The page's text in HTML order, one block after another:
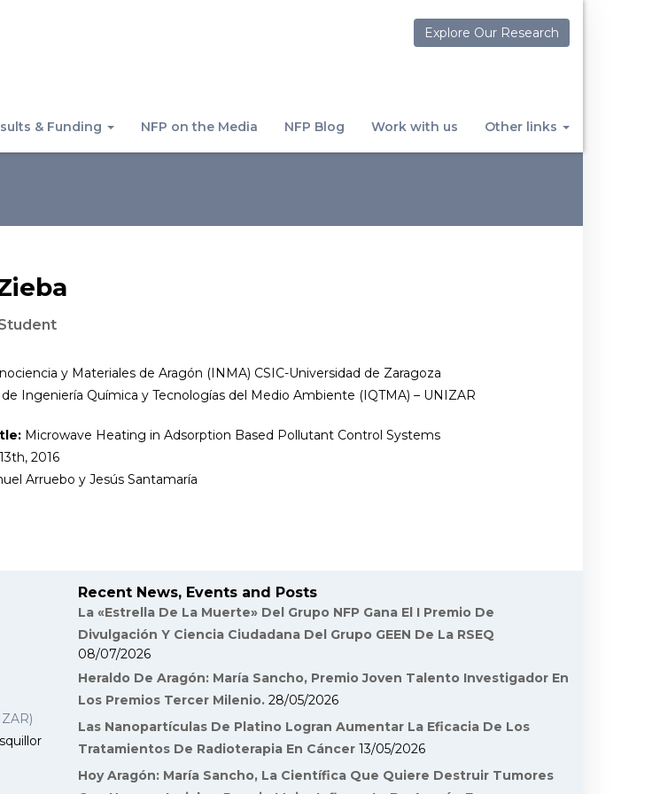
Explore Our Research
& Funding NFP on the Media NFP Blog Work with us Other links
y Materiales de Aragón (INMA) CSIC-Universidad de Zaragoza
Ingeniería Química y Tecnologías del Medio Ambiente (IQTMA) – UNIZAR
Microwave Heating in Adsorption Based Pollutant Control Systems
2016
Arruebo y Jesús Santamaría
Recent News, Events and Posts
La «Estrella De La Muerte» Del Grupo NFP Gana El I Premio De
Divulgación Y Ciencia Ciudadana Del Grupo GEEN De La RSEQ
08/07/2026
Heraldo De Aragón: María Sancho, Premio Joven Talento Investigador En
Los Premios Tercer Milenio. 28/05/2026
Las Nanopartículas De Platino Logran Aumentar La Eficacia De Los
Tratamientos De Radioterapia En Cáncer 13/05/2026
Hoy Aragón: María Sancho, La Científica Que Quiere Destruir Tumores